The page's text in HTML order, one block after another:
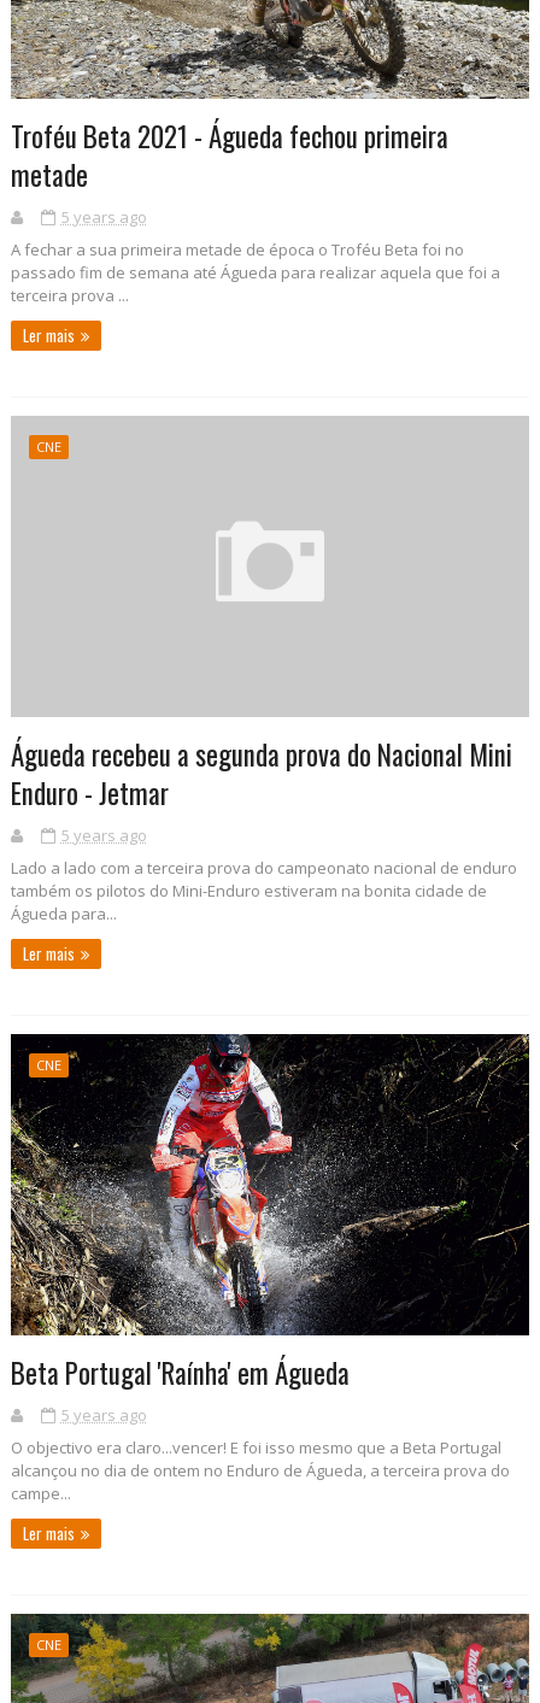
Troféu Beta 2021 - Águeda fechou primeira
metade
5 years ago
A fechar a sua primeira metade de época o Troféu Beta foi no
passado fim de semana até Águeda para realizar aquela que foi a
terceira prova ...
Ler mais
CNE
Águeda recebeu a segunda prova do Nacional Mini
Enduro - Jetmar
5 years ago
Lado a lado com a terceira prova do campeonato nacional de enduro
também os pilotos do Mini-Enduro estiveram na bonita cidade de
Águeda para...
Ler mais
CNE
Beta Portugal 'Raínha' em Águeda
5 years ago
O objectivo era claro...vencer! E foi isso mesmo que a Beta Portugal
alcançou no dia de ontem no Enduro de Águeda, a terceira prova do
campe...
Ler mais
CNE